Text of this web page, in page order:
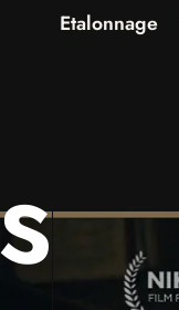
Etalonnage